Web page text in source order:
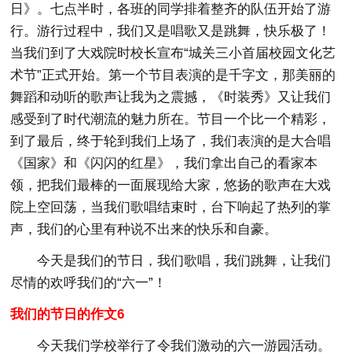
日》。七点半时，各班的同学排着整齐的队伍开始了游
行。游行过程中，我们又是唱歌又是跳舞，快乐极了！
当我们到了大戏院时校长宣布“城关三小首届校园文化艺
术节”正式开始。第一个节目表演的是千字文，那美丽的
舞蹈和动听的歌声让我为之震撼，《时装秀》又让我们
感受到了时代潮流的魅力所在。节目一个比一个精彩，
到了最后，终于轮到我们上场了，我们表演的是大合唱
《国家》和《闪闪的红星》，我们拿出自己的看家本
领，把我们最棒的一面展现给大家，悠扬的歌声在大戏
院上空回荡，当我们歌唱结束时，台下响起了热列的掌
声，我们的心里有种说不出来的快乐和自豪。
今天是我们的节日，我们歌唱，我们跳舞，让我们
尽情的欢呼我们的“六一”！
我们的节日的作文6
今天我们学校举行了令我们激动的六一游园活动。